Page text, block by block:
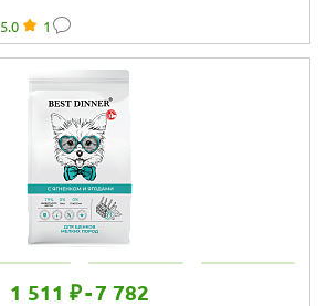
Lamb&Tomato
для собак
средних и
крупных пород,
ягнёнок и томат
5.0 1
1 511 ₽-7 782